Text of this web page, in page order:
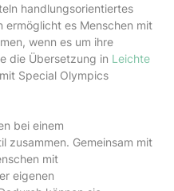
handlungsorientiertes
ermöglicht es Menschen mit
wenn es um ihre
die Übersetzung in Leichte
Special Olympics
bei einem
zusammen. Gemeinsam mit
mit
eigenen